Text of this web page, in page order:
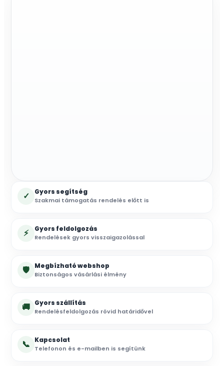
✓ Gyors segítség
Szakmai támogatás rendelés előtt is
⚡ Gyors feldolgozás
Rendelések gyors visszaigazolással
🛡 Megbízható webshop
Biztonságos vásárlási élmény
🚚 Gyors szállítás
Rendelésfeldolgozás rövid határidővel
📞 Kapcsolat
Telefonon és e-mailben is segítünk